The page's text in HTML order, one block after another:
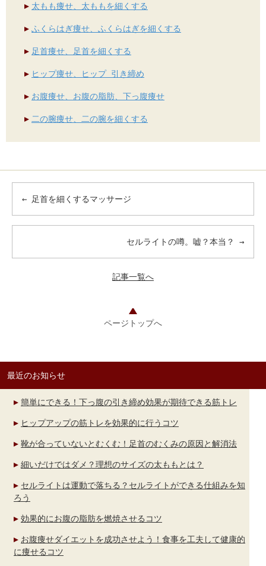
最近のお知らせ
簡単にできる！下っ腹の引き締め効果が期待できる筋トレ
ヒップアップの筋トレを効果的に行うコツ
靴が合っていないとむくむ！足首のむくみの原因と解消法
細いだけではダメ？理想のサイズの太ももとは？
セルライトは運動で落ちる？セルライトができる仕組みを知
ろう
効果的にお腹の脂肪を燃焼させるコツ
お腹痩せダイエットを成功させよう！食事を工夫して健康的
に痩せるコツ
太もも痩せ、太ももを細くする
ふくらはぎ痩せ、ふくらはぎを細くする
足首痩せ、足首を細くする
ヒップ痩せ、ヒップ 引き締め
お腹痩せ、お腹の脂肪、下っ腹痩せ
二の腕痩せ、二の腕を細くする
← 足首を細くするマッサージ
セルライトの噂。嘘？本当？ →
記事一覧へ
ページトップへ